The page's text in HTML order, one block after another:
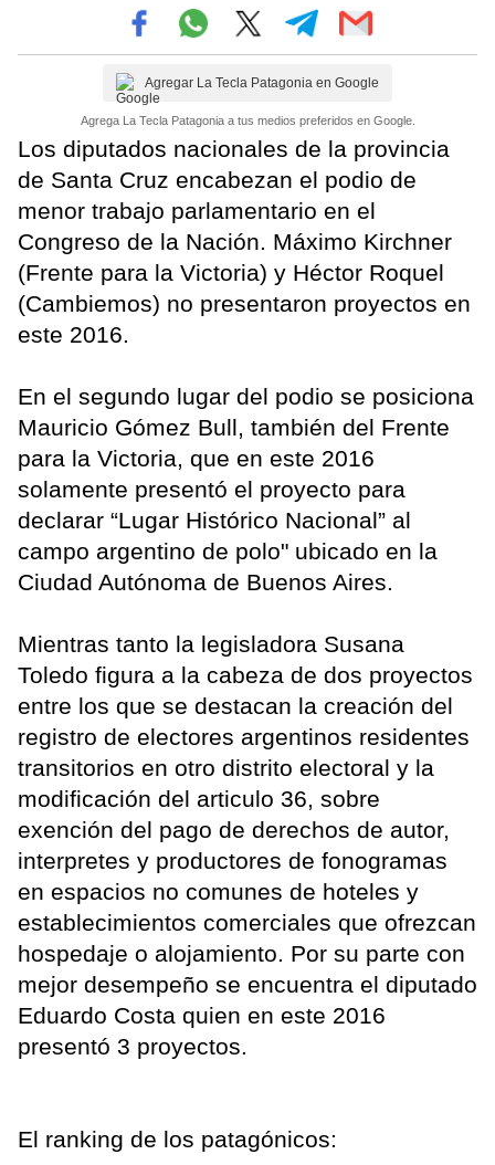
Agregar La Tecla Patagonia en Google
Agrega La Tecla Patagonia a tus medios preferidos en Google.
Los diputados nacionales de la provincia
de Santa Cruz encabezan el podio de
menor trabajo parlamentario en el
Congreso de la Nación. Máximo Kirchner
(Frente para la Victoria) y Héctor Roquel
(Cambiemos) no presentaron proyectos en
este 2016.
En el segundo lugar del podio se posiciona
Mauricio Gómez Bull, también del Frente
para la Victoria, que en este 2016
solamente presentó el proyecto para
declarar “Lugar Histórico Nacional” al
campo argentino de polo" ubicado en la
Ciudad Autónoma de Buenos Aires.
Mientras tanto la legisladora Susana
Toledo figura a la cabeza de dos proyectos
entre los que se destacan la creación del
registro de electores argentinos residentes
transitorios en otro distrito electoral y la
modificación del articulo 36, sobre
exención del pago de derechos de autor,
interpretes y productores de fonogramas
en espacios no comunes de hoteles y
establecimientos comerciales que ofrezcan
hospedaje o alojamiento. Por su parte con
mejor desempeño se encuentra el diputado
Eduardo Costa quien en este 2016
presentó 3 proyectos.
El ranking de los patagónicos: